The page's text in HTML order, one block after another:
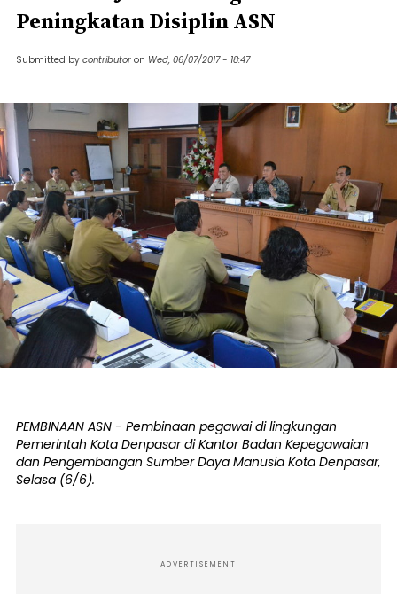
Peningkatan Disiplin ASN
Submitted by contributor on Wed, 06/07/2017 - 18:47
PEMBINAAN ASN - Pembinaan pegawai di lingkungan
Pemerintah Kota Denpasar di Kantor Badan Kepegawaian
dan Pengembangan Sumber Daya Manusia Kota Denpasar,
Selasa (6/6).
ADVERTISEMENT